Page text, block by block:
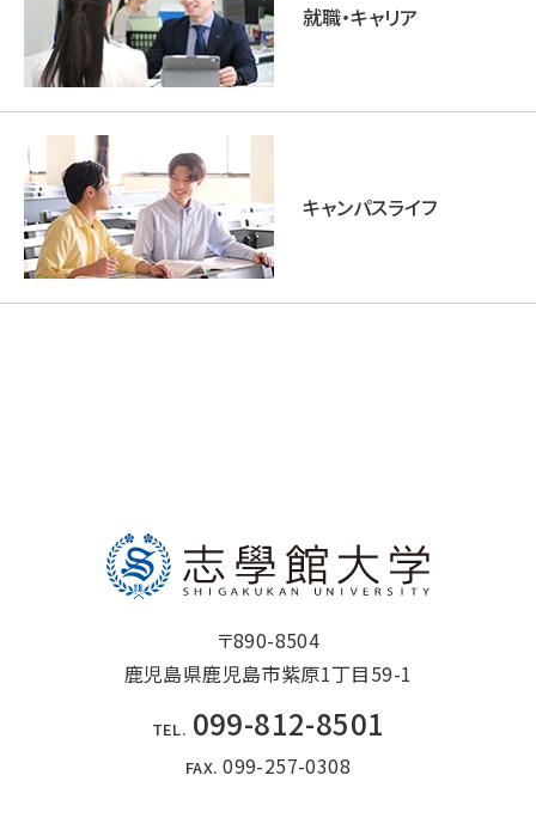
就職・キャリア
キャンパスライフ
〒890-8504
鹿児島県鹿児島市紫原1丁目59-1
TEL. 099-812-8501
FAX. 099-257-0308